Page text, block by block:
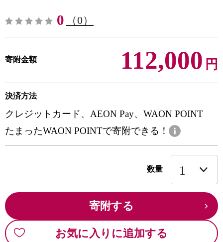
0 （0）
寄附金額 112,000 円
決済方法
クレジットカード、AEON Pay、WAON POINT
たまったWAON POINTで寄附できる！
数量
寄附する
お気に入りに追加する